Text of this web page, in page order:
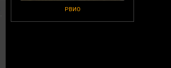
РВИО